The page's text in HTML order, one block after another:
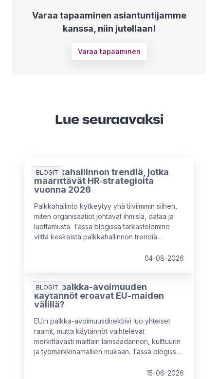
Varaa tapaaminen asiantuntijamme
kanssa, niin jutellaan!
Varaa tapaaminen
Lue seuraavaksi
BLOGIT
5 palkkahallinnon trendiä, jotka
määrittävät HR‑strategioita
vuonna 2026
Palkkahallinto kytkeytyy yhä tiiviimmin siihen,
miten organisaatiot johtavat ihmisiä, dataa ja
luottamusta. Tässä blogissa tarkastelemme
viittä keskeistä palkkahallinnon trendiä
2026 -tutkimuksen havaintoja sekä
rakentaessaan tulevaisuuden
palkkahallintostrategioita.
04-08-2026
BLOGIT
Miten palkka-avoimuuden
käytännöt eroavat EU-maiden
välillä?
EU:n palkka-avoimuusdirektiivi luo yhteiset
raamit, mutta käytännöt vaihtelevat
merkittävästi maittain lainsäädännön, kulttuurin
ja työmarkkinamallien mukaan. Tässä blogissa
Ruotsin, Saksan, Alankomaiden, Italian ja15-06-2026